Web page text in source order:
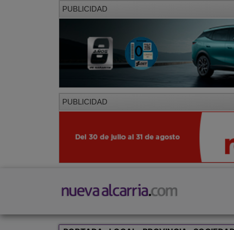
PUBLICIDAD
PUBLICIDAD
PORTADA LOCAL PROVINCIA
Opinión General Editoriales Cartas al director